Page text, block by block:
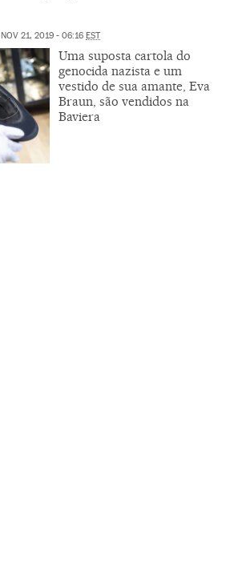
NOV 21, 2019 - 06:16 EST
Uma suposta cartola do
genocida nazista e um
vestido de sua amante, Eva
Braun, são vendidos na
Baviera